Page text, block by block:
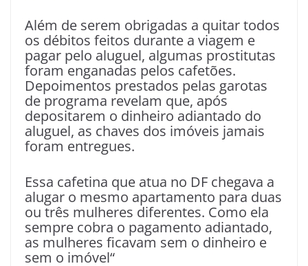
Além de serem obrigadas a quitar todos
os débitos feitos durante a viagem e
pagar pelo aluguel, algumas prostitutas
foram enganadas pelos cafetões.
Depoimentos prestados pelas garotas
de programa revelam que, após
depositarem o dinheiro adiantado do
aluguel, as chaves dos imóveis jamais
foram entregues.
Essa cafetina que atua no DF chegava a
alugar o mesmo apartamento para duas
ou três mulheres diferentes. Como ela
sempre cobra o pagamento adiantado,
as mulheres ficavam sem o dinheiro e
sem o imóvel“